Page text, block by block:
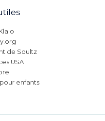
de Soultz
USA
enfants